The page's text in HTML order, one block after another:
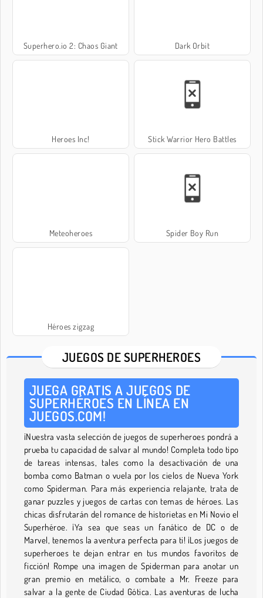
Superhero.io 2: Chaos Giant Dark Orbit
Heroes Inc! Stick Warrior Hero Battles
Meteoheroes Spider Boy Run
Héroes zigzag
JUEGOS DE SUPERHEROES
JUEGA GRATIS A JUEGOS DE
SUPERHÉROES EN LÍNEA EN
JUEGOS.COM!
¡Nuestra vasta selección de juegos de superheroes pondrá a
prueba tu capacidad de salvar al mundo! Completa todo tipo
de tareas intensas, tales como la desactivación de una
bomba como Batman o vuela por los cielos de Nueva York
como Spiderman. Para más experiencia relajante, trata de
ganar puzzles y juegos de cartas con temas de héroes. Las
chicas disfrutarán del romance de historietas en Mi Novio el
Superhéroe. ¡Ya sea que seas un fanático de DC o de
Marvel, tenemos la aventura perfecta para ti! ¡Los juegos de
superheroes te dejan entrar en tus mundos favoritos de
ficción! Rompe una imagen de Spiderman para anotar un
gran premio en metálico, o combate a Mr. Freeze para
salvar a la gente de Ciudad Gótica. Las aventuras de lucha